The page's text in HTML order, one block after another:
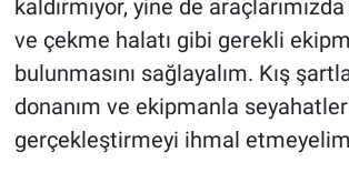
kaldırmıyor, yine de
ve çekme halatı gibi gerekli
bulunmasını sağlayalım. Kış
donanım ve ekipmanla
gerçekleştirmeyi ihmal